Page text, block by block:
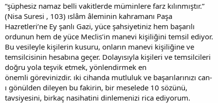
“şüphesiz namaz belli vakitlerde müminlere farz kılınmıştır.”
(Nisa Suresi , 103) ıslâm âleminin kahramanı Paşa
Hazretleri’ne Ey şanlı Gazi, yüce şahsiyetiniz hem başarılı
ordunun hem de yüce Meclis’in manevi kişiliğini temsil ediyor.
Bu vesileyle kişilerin kusuru, onların manevi kişiliğine ve
temsilcisinin hesabına geçer. Dolayısıyla kişileri ve temsilcileri
doğru yola teşvik etmek, yönlendirmek en
önemli görevinizdir. ıki cihanda mutluluk ve başarılarınızı can-
ı gönülden dileyen bu fakirin, bir meselede 10 sözünü,
tavsiyesini, birkaç nasihatini dinlemenizi rica ediyorum.